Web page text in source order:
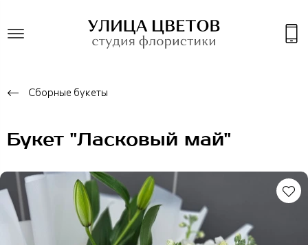
Сборные букеты
Букет "Ласковый май"